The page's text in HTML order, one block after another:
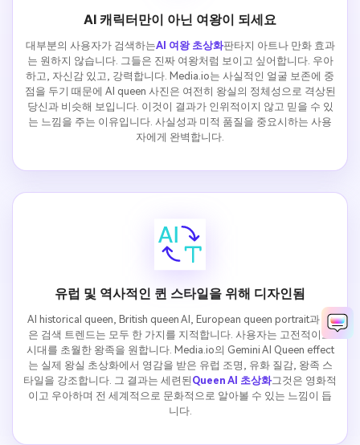
AI 캐릭터만이 아닌 여왕이 되세요
대부분의 사용자가 검색하는AI 여왕 초상화판타지 아트나 만화 효과
는 원하지 않습니다. 그들은 진짜 여왕처럼 보이고 싶어합니다. 우아
하고, 자신감 있고, 강력합니다. Media.io는 사실적인 얼굴 보존에 중
점을 두기 때문에 AI queen 사진은 여전히 왕실의 정체성으로 격상된
당신과 비슷해 보입니다. 이것이 결과가 인위적이지 않고 믿을 수 있
는 느낌을 주는 이유입니다. 사실성과 미적 품질을 중요시하는 사용
자에게 완벽합니다.
유럽 및 역사적인 퀸 스타일을 위해 디자인됨
AI historical queen, British queen AI, European queen portrait과 같
은 검색 트렌드는 모두 한 가지를 지적합니다. 사용자는 고전적이고
시대를 초월한 왕족을 원합니다. Media.io의 Gemini AI Queen effect
는 실제 왕실 초상화에서 영감을 받은 유럽 조명, 유화 질감, 왕족 스
타일을 강조합니다. 그 결과는 세련된 Queen AI 초상화그것은 영화적
이고 우아하며 전 세계적으로 문화적으로 알아볼 수 있는 느낌이 듭
니다.